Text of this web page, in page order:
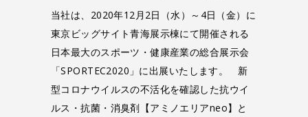
当社は、2020年12月2日（水）～4日（金）に
東京ビッグサイト青海展示棟にて開催される
日本最大のスポーツ・健康産業の総合展示会
「SPORTEC2020」に出展いたします。 新
型コロナウイルスの不活化を確認した抗ウイ
ルス・抗菌・消臭剤【アミノエリアneo】と